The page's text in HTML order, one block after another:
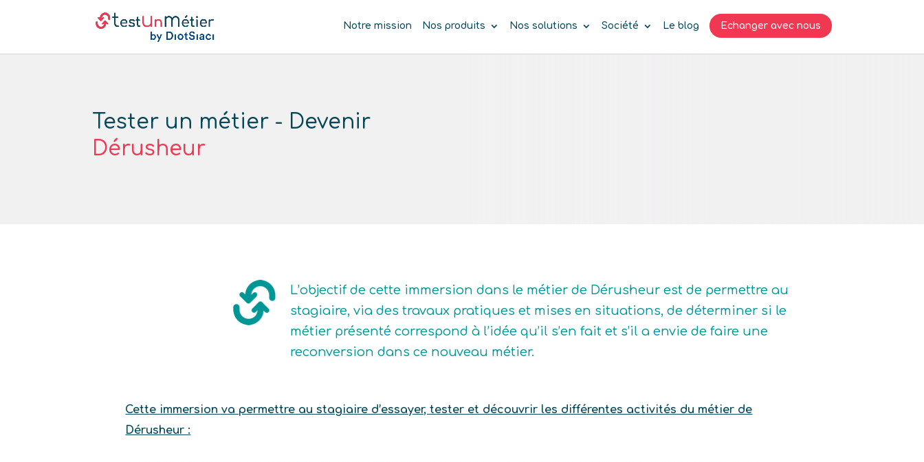
Notre mission Nos produits Nos solutions Société Le blog Echanger avec nous
Tester un métier - Devenir
Dérusheur
L’objectif de cette immersion dans le métier de Dérusheur est de permettre au
stagiaire, via des travaux pratiques et mises en situations, de déterminer si le
métier présenté correspond à l’idée qu’il s’en fait et s’il a envie de faire une
reconversion dans ce nouveau métier.
Cette immersion va permettre au stagiaire d’essayer, tester et découvrir les différentes activités du métier de
Dérusheur :